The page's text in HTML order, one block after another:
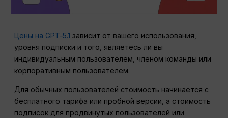
Цены на GPT‑5.1 зависит от вашего использования,
уровня подписки и того, являетесь ли вы
индивидуальным пользователем, членом команды или
корпоративным пользователем.
Для обычных пользователей стоимость начинается с
бесплатного тарифа или пробной версии, а стоимость
подписок для продвинутых пользователей или